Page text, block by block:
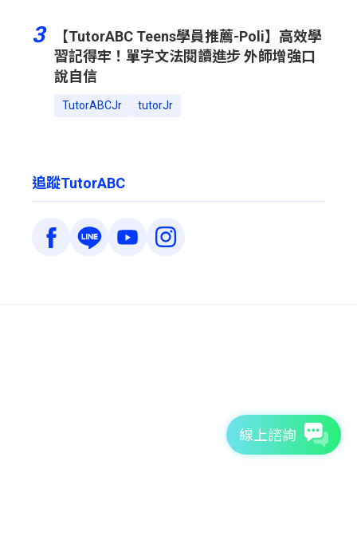
3
【TutorABC Teens學員推薦-Poli】高效學
習記得牢！單字文法閱讀進步 外師增強口
說自信
TutorABCJr tutorJr
追蹤TutorABC
線上諮詢